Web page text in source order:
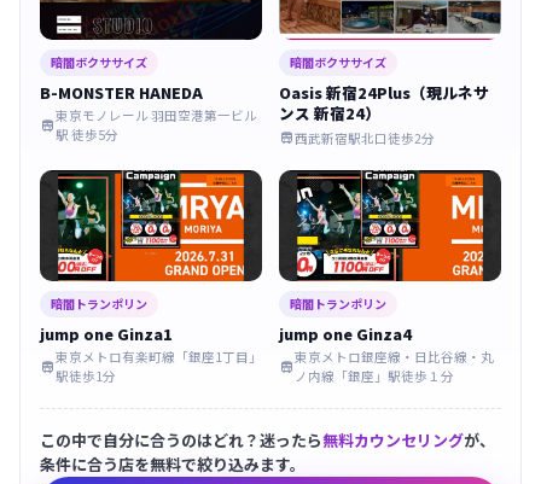
暗闇ボクササイズ
B-MONSTER HANEDA

東京モノレール 羽田空港第一ビル
駅 徒歩5分
暗闇ボクササイズ
Oasis 新宿24Plus（現ルネサ
ンス 新宿24）
西武新宿駅北口徒歩2分
暗闇トランポリン
jump one Ginza1

東京メトロ有楽町線「銀座1丁目」
駅徒歩1分
暗闇トランポリン
jump one Ginza4

東京メトロ銀座線・日比谷線・丸
ノ内線「銀座」駅徒歩１分
この中で自分に合うのはどれ？迷ったら無料カウンセリングが、
条件に合う店を無料で絞り込みます。